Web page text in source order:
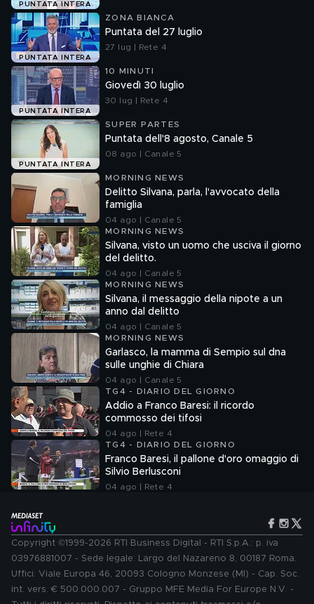
PUNTATA INTERA
PUNTATA INTERA
ZONA BIANCA
Puntata del 27 luglio
27 lug | Rete 4
PUNTATA INTERA
10 MINUTI
Giovedì 30 luglio
30 lug | Rete 4
PUNTATA INTERA
SUPER PARTES
Puntata dell'8 agosto, Canale 5
08 ago | Canale 5
MORNING NEWS
Delitto Silvana, parla, l'avvocato della
famiglia
04 ago | Canale 5
MORNING NEWS
Silvana, visto un uomo che usciva il giorno
del delitto.
04 ago | Canale 5
MORNING NEWS
Silvana, il messaggio della nipote a un
anno dal delitto
04 ago | Canale 5
MORNING NEWS
Garlasco, la mamma di Sempio sul dna
sulle unghie di Chiara
04 ago | Canale 5
TG4 - DIARIO DEL GIORNO
Addio a Franco Baresi: il ricordo
commosso dei tifosi
04 ago | Rete 4
TG4 - DIARIO DEL GIORNO
Franco Baresi, il pallone d'oro omaggio di
Silvio Berlusconi
04 ago | Rete 4
Copyright ©1999-2026 RTI Business Digital - RTI S.p.A.: p. iva
03976881007 - Sede legale: Largo del Nazareno 8, 00187 Roma.
Uffici: Viale Europa 46, 20093 Cologno Monzese (MI) - Cap. Soc.
int. vers. € 500.000.007 - Gruppo MFE Media For Europe N.V. -